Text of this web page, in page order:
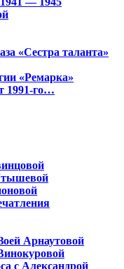
«Сестра таланта»
«Ремарка»
1991-го…
Арнаутовой
с Александрой